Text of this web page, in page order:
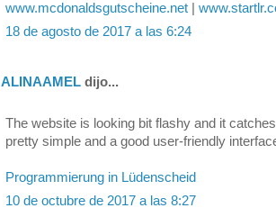
www.mcdonaldsgutscheine.net
18 de agosto de 2017 a las 6:24
ALINAAMEL dijo...
The website is looking bit flashy and it
pretty simple and a good user-friendly
Programmierung in Lüdenscheid
10 de octubre de 2017 a las 8:27